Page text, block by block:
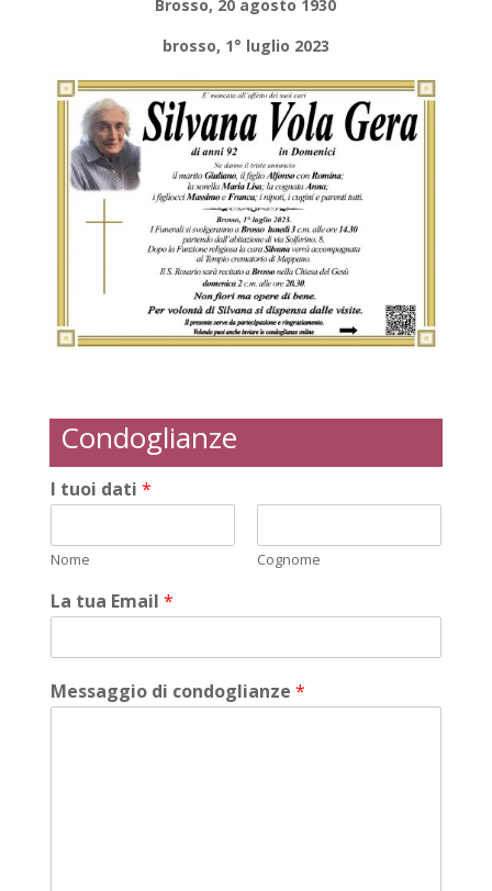
Brosso, 20 agosto 1930
brosso, 1° luglio 2023
Condoglianze
I tuoi dati *
Nome Cognome
La tua Email *
Messaggio di condoglianze *